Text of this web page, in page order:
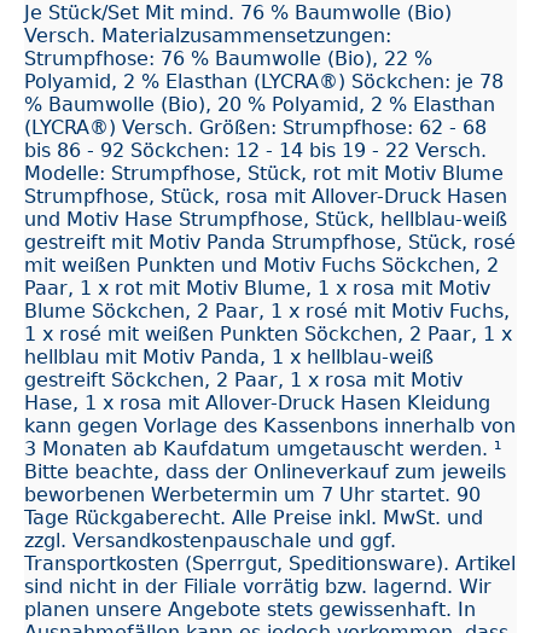
Je Stück/Set Mit mind. 76 % Baumwolle (Bio)
Versch. Materialzusammensetzungen:
Strumpfhose: 76 % Baumwolle (Bio), 22 %
Polyamid, 2 % Elasthan (LYCRA®) Söckchen: je 78
% Baumwolle (Bio), 20 % Polyamid, 2 % Elasthan
(LYCRA®) Versch. Größen: Strumpfhose: 62 - 68
bis 86 - 92 Söckchen: 12 - 14 bis 19 - 22 Versch.
Modelle: Strumpfhose, Stück, rot mit Motiv Blume
Strumpfhose, Stück, rosa mit Allover-Druck Hasen
und Motiv Hase Strumpfhose, Stück, hellblau-weiß
gestreift mit Motiv Panda Strumpfhose, Stück, rosé
mit weißen Punkten und Motiv Fuchs Söckchen, 2
Paar, 1 x rot mit Motiv Blume, 1 x rosa mit Motiv
Blume Söckchen, 2 Paar, 1 x rosé mit Motiv Fuchs,
1 x rosé mit weißen Punkten Söckchen, 2 Paar, 1 x
hellblau mit Motiv Panda, 1 x hellblau-weiß
gestreift Söckchen, 2 Paar, 1 x rosa mit Motiv
Hase, 1 x rosa mit Allover-Druck Hasen Kleidung
kann gegen Vorlage des Kassenbons innerhalb von
3 Monaten ab Kaufdatum umgetauscht werden. ¹
Bitte beachte, dass der Onlineverkauf zum jeweils
beworbenen Werbetermin um 7 Uhr startet. 90
Tage Rückgaberecht. Alle Preise inkl. MwSt. und
zzgl. Versandkostenpauschale und ggf.
Transportkosten (Sperrgut, Speditionsware). Artikel
sind nicht in der Filiale vorrätig bzw. lagernd. Wir
planen unsere Angebote stets gewissenhaft. In